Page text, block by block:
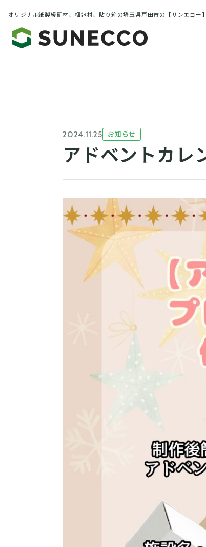
オリジナル紙製緩衝材、梱包材、貼り箱の埼玉県戸田市の【サンエコー】
2024.11.25 お知らせ
アドベントカレ